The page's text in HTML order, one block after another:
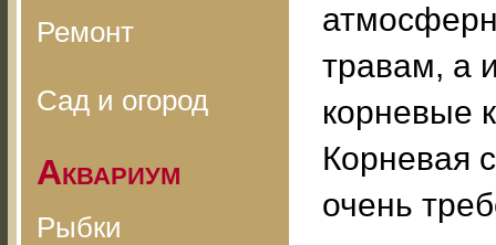
Ремонт
Сад и огород
Аквариум
Рыбки
травам, а
корневые
Корневая
очень